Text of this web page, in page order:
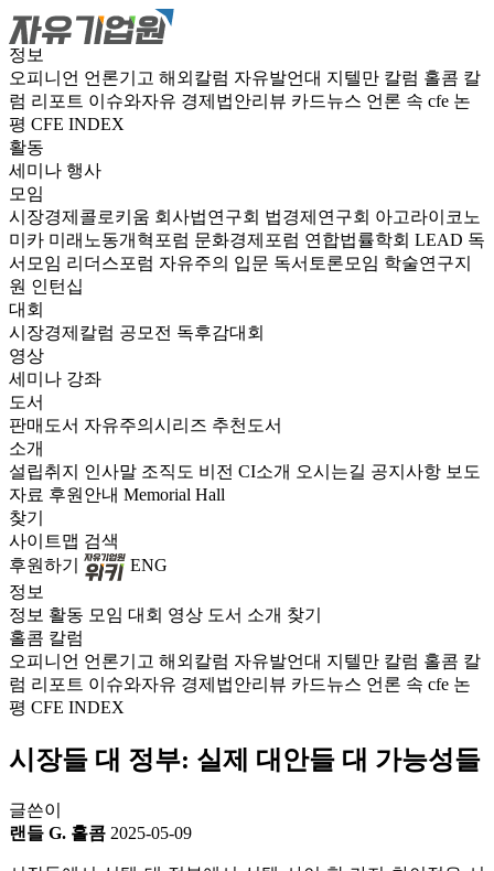
정보
오피니언 언론기고 해외칼럼 자유발언대 지텔만 칼럼 홀콤 칼
럼 리포트 이슈와자유 경제법안리뷰 카드뉴스 언론 속 cfe 논
평 CFE INDEX
활동
세미나 행사
모임
시장경제콜로키움 회사법연구회 법경제연구회 아고라이코노
미카 미래노동개혁포럼 문화경제포럼 연합법률학회 LEAD 독
서모임 리더스포럼 자유주의 입문 독서토론모임 학술연구지
원 인턴십
대회
시장경제칼럼 공모전 독후감대회
영상
세미나 강좌
도서
판매도서 자유주의시리즈 추천도서
소개
설립취지 인사말 조직도 비전 CI소개 오시는길 공지사항 보도
자료 후원안내 Memorial Hall
찾기
사이트맵 검색
후원하기
ENG
정보
정보 활동 모임 대회 영상 도서 소개 찾기
홀콤 칼럼
오피니언 언론기고 해외칼럼 자유발언대 지텔만 칼럼 홀콤 칼
럼 리포트 이슈와자유 경제법안리뷰 카드뉴스 언론 속 cfe 논
평 CFE INDEX
시장들 대 정부: 실제 대안들 대 가능성들
글쓴이
랜들 G. 홀콤 2025-05-09